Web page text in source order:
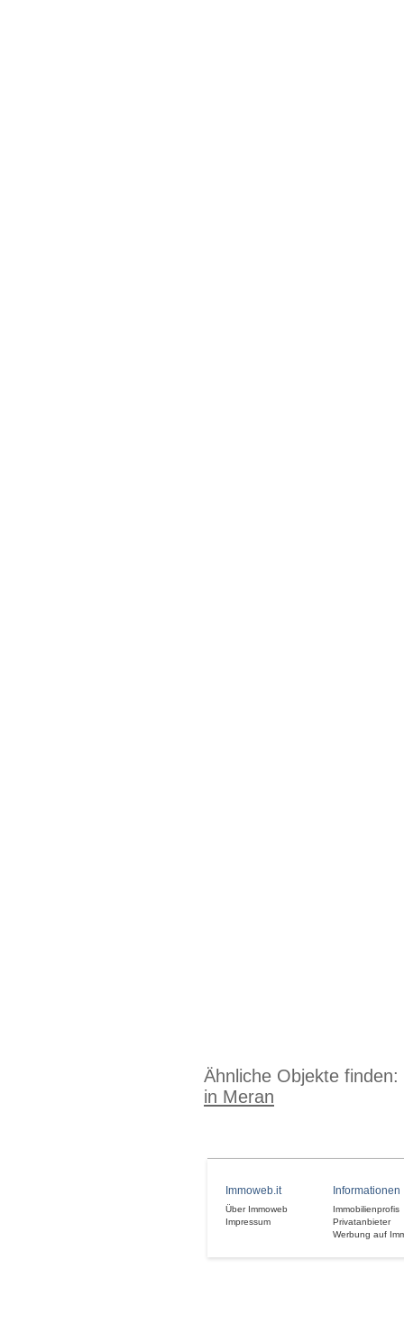
Ähnliche Objekte finden:
in Meran
Immoweb.it
Über Immoweb
Impressum
Informationen
Immobilienprofis
Privatanbieter
Werbung auf